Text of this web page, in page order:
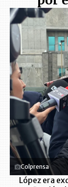
Colprensa
López era